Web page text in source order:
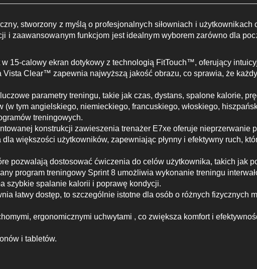
stworzony z myślą o profesjonalnych siłowniach i użytkownikach
i zaawansowanym funkcjom jest idealnym wyborem zarówno dla
15-calowy ekran dotykowy z technologią FitTouch™, oferujący
Clear™ zapewnia najwyższą jakość obrazu, co sprawia, że
parametry treningu, takie jak czas, dystans, spalone kalorie,
tym angielskiego, niemieckiego, francuskiego, włoskiego,
treningowych.
konstrukcji zawieszenia trenażer E7xe oferuje nieprzerwanie
większości użytkowników, zapewniając płynny i efektywny ruch,
pozwalają dostosować ćwiczenia do celów użytkownika, takich jak
program treningowy Sprint 8 umożliwia wykonanie treningu
szybkie spalanie kalorii i poprawę kondycji.
łatwy dostęp, to szczególnie istotne dla osób o różnych fizycznych
ergonomicznymi uchwytami , co zwiększa komfort i
i tabletów.